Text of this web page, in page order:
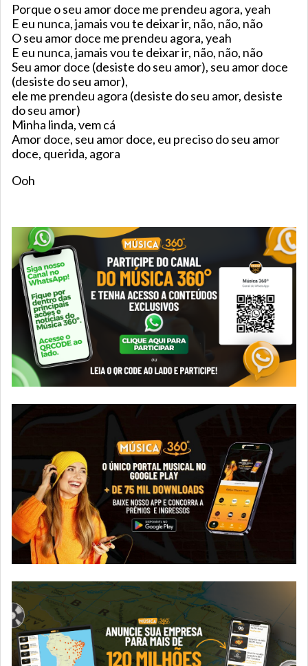
Porque o seu amor doce me prendeu agora, yeah
E eu nunca, jamais vou te deixar ir, não, não, não
O seu amor doce me prendeu agora, yeah
E eu nunca, jamais vou te deixar ir, não, não, não
Seu amor doce (desiste do seu amor), seu amor doce
(desiste do seu amor),
ele me prendeu agora (desiste do seu amor, desiste
do seu amor)
Minha linda, vem cá
Amor doce, seu amor doce, eu preciso do seu amor
doce, querida, agora
Ooh